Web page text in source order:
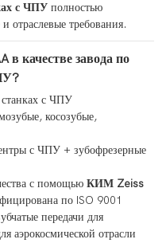
с ЧПУ полностью
отраслевые требования.
в качестве завода по
с ЧПУ
косозубые,
с ЧПУ + зубофрезерные
с помощью КИМ Zeiss
по ISO 9001
передачи для
аэрокосмической отрасли